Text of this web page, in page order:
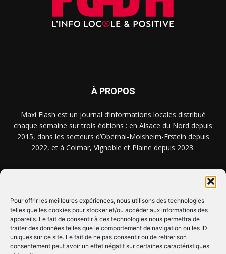
Pour offrir les meilleures expériences, nous utilisons des technologies
telles que les cookies pour stocker et/ou accéder aux informations des
appareils. Le fait de consentir à ces technologies nous permettra de
traiter des données telles que le comportement de navigation ou les ID
uniques sur ce site. Le fait de ne pas consentir ou de retirer son
consentement peut avoir un effet négatif sur certaines caractéristiques
À PROPOS
Maxi Flash est un journal d’informations locales distribué
chaque semaine sur trois éditions : en Alsace du Nord depuis
2015, dans les secteurs d’Obernai-Molsheim-Erstein depuis
2022, et à Colmar, Vignoble et Plaine depuis 2023.
CLIQUEZ ICI !
SUIVEZ-NOUS !